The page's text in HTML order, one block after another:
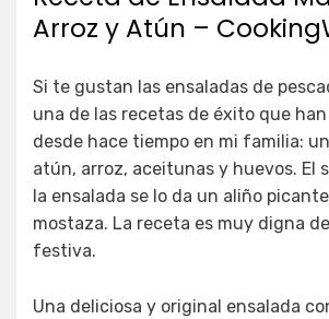
Arroz y Atún –
Si te gustan las ensaladas de
una de las recetas de éxito que
desde hace tiempo en mi familia:
atún, arroz, aceitunas y huevos. El
la ensalada se lo da un aliño
mostaza. La receta es muy digna
festiva.
Una deliciosa y original ensalada